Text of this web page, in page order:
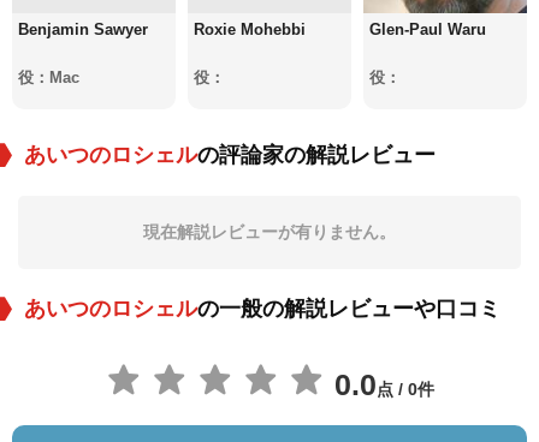
Benjamin Sawyer
役：Mac
Roxie Mohebbi
役：
Glen-Paul Waru
役：
あいつのロシェルの評論家の解説レビュー
現在解説レビューが有りません。
あいつのロシェルの一般の解説レビューや口コミ
0.0点 / 0件